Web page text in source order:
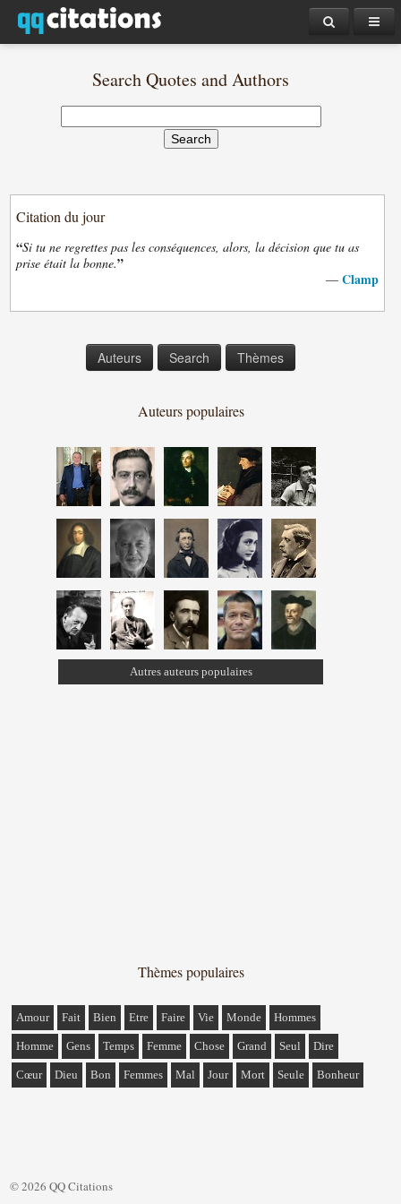
Search Quotes and Authors
Citation du jour
“Si tu ne regrettes pas les conséquences, alors, la décision que tu as
prise était la bonne.”
— Clamp
Auteurs Search Thèmes
Auteurs populaires
Autres auteurs populaires
Thèmes populaires
Amour Fait Bien Etre Faire Vie Monde Hommes
Homme Gens Temps Femme Chose Grand Seul Dire
Cœur Dieu Bon Femmes Mal Jour Mort Seule Bonheur
© 2026 QQ Citations